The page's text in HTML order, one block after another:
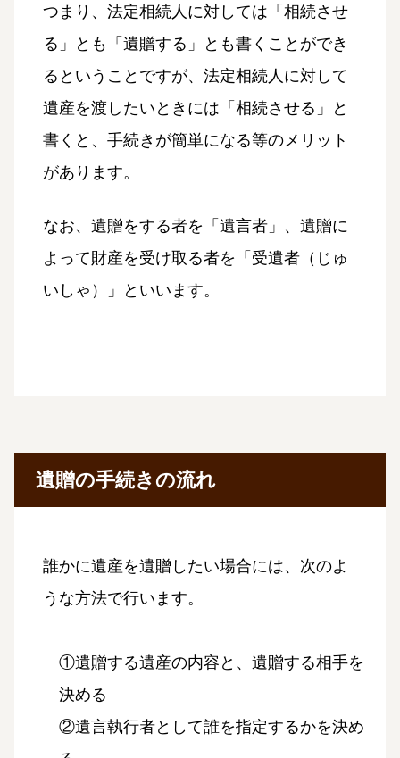
つまり、法定相続人に対しては「相続させ
る」とも「遺贈する」とも書くことができ
るということですが、法定相続人に対して
遺産を渡したいときには「相続させる」と
書くと、手続きが簡単になる等のメリット
があります。
なお、遺贈をする者を「遺言者」、遺贈に
よって財産を受け取る者を「受遺者（じゅ
いしゃ）」といいます。
遺贈の手続きの流れ
誰かに遺産を遺贈したい場合には、次のよ
うな方法で行います。
①遺贈する遺産の内容と、遺贈する相手を
決める
②遺言執行者として誰を指定するかを決め